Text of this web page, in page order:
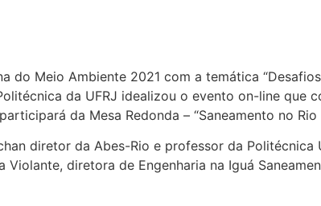
do Meio Ambiente 2021 com a temática
da UFRJ idealizou o evento on-line que
da Mesa Redonda – “Saneamento no
diretor da Abes-Rio e professor da Politécnica
Violante, diretora de Engenharia na Iguá